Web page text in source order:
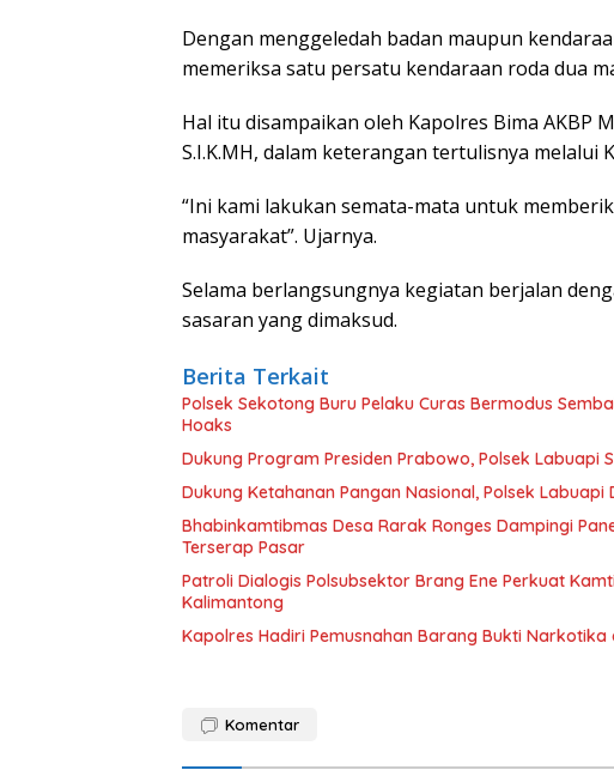
Dengan menggeledah badan maupun
memeriksa satu persatu kendaraan roda dua
Hal itu disampaikan oleh Kapolres Bima AKBP
S.I.K.MH, dalam keterangan tertulisnya melalui
“Ini kami lakukan semata-mata untuk
masyarakat”. Ujarnya.
Selama berlangsungnya kegiatan berjalan
sasaran yang dimaksud.
Berita Terkait
Polsek Sekotong Buru Pelaku Curas Bermodus
Hoaks
Dukung Program Presiden Prabowo, Polsek
Dukung Ketahanan Pangan Nasional, Polsek
Bhabinkamtibmas Desa Rarak Ronges Dampingi
Terserap Pasar
Patroli Dialogis Polsubsektor Brang Ene Perkuat
Kalimantong
Kapolres Hadiri Pemusnahan Barang Bukti
Komentar